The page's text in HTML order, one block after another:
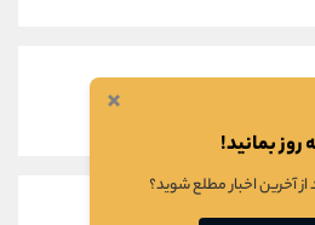
×
روز بمانید!
آخرین اخبار مطلع شوید؟